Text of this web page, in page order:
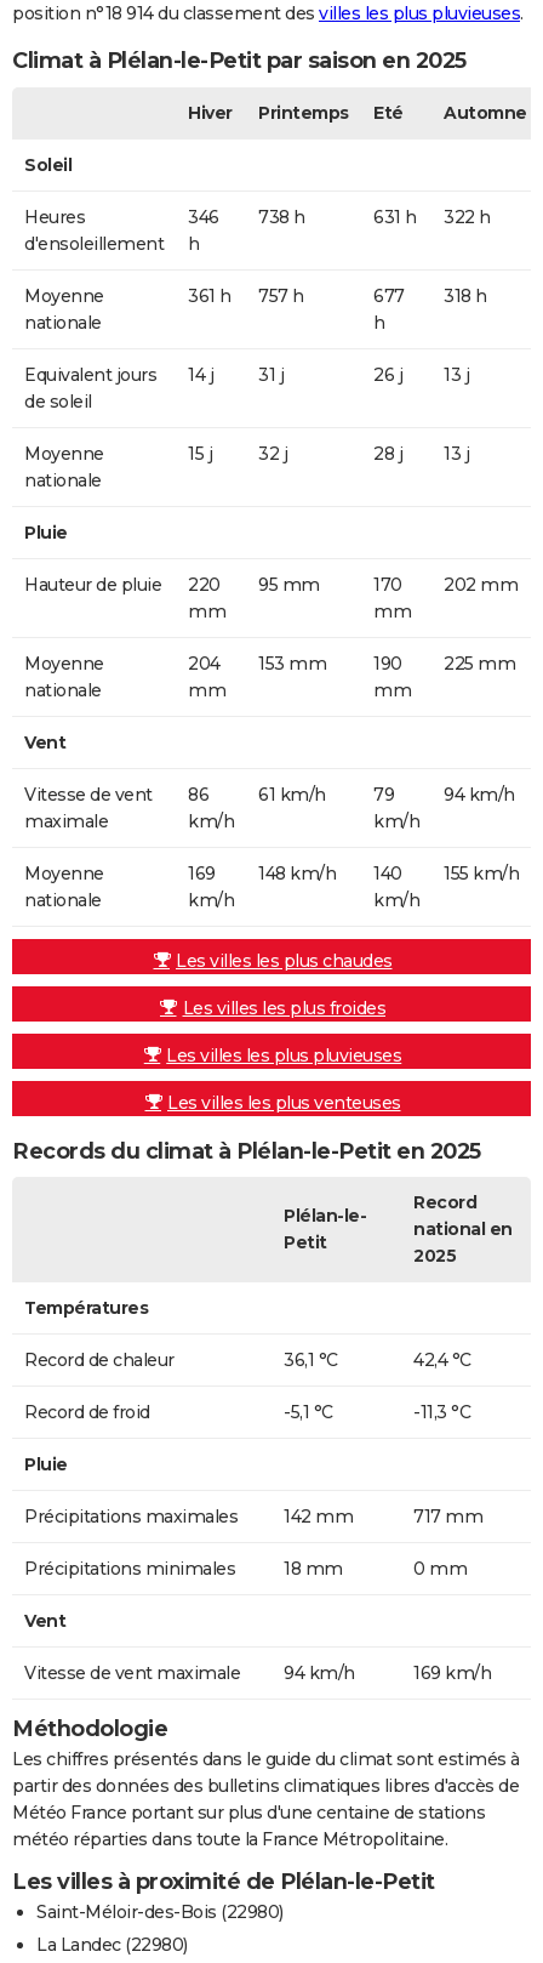
position n°18 914 du classement des villes les plus pluvieuses.
Climat à Plélan-le-Petit par saison en 2025
Hiver Printemps Eté Automne
Soleil
Heures
d'ensoleillement
346
h
738 h 631 h 322 h
Moyenne
nationale
361 h 757 h
677
h
318 h
Equivalent jours
de soleil
14 j 31 j 26 j 13 j
Moyenne
nationale
15 j 32 j 28 j 13 j
Pluie
Hauteur de pluie
220
mm
95 mm
170
mm
202 mm
Moyenne
nationale
204
mm
153 mm
190
mm
225 mm
Vent
Vitesse de vent
maximale
86
km/h
61 km/h
79
km/h
94 km/h
Moyenne
nationale
169
km/h
148 km/h
140
km/h
155 km/h
Les villes les plus chaudes
Les villes les plus froides
Les villes les plus pluvieuses
Les villes les plus venteuses
Records du climat à Plélan-le-Petit en 2025
Plélan-le-
Petit
Record
national en
2025
Températures
Record de chaleur 36,1 °C 42,4 °C
Record de froid -5,1 °C -11,3 °C
Pluie
Précipitations maximales 142 mm 717 mm
Précipitations minimales 18 mm 0 mm
Vent
Vitesse de vent maximale 94 km/h 169 km/h
Méthodologie
Les chiffres présentés dans le guide du climat sont estimés à
partir des données des bulletins climatiques libres d'accès de
Météo France portant sur plus d'une centaine de stations
météo réparties dans toute la France Métropolitaine.
Les villes à proximité de Plélan-le-Petit
Saint-Méloir-des-Bois (22980)
La Landec (22980)